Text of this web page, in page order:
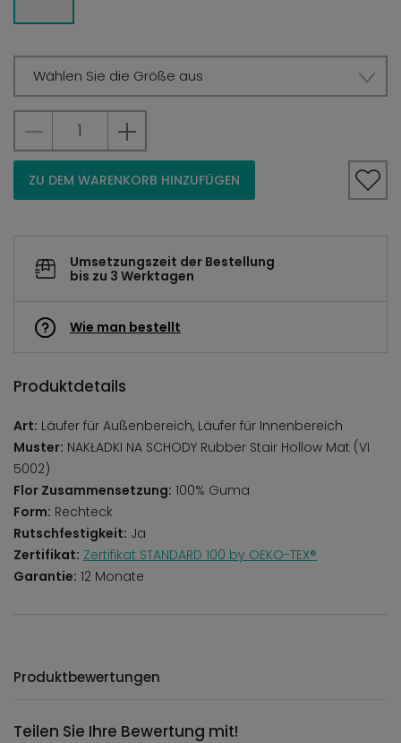
Wählen Sie die Größe aus
ZU DEM WARENKORB HINZUFÜGEN
Umsetzungszeit der Bestellung
bis zu 3 Werktagen
Wie man bestellt
Produktdetails
Art: Läufer für Außenbereich, Läufer für Innenbereich
Muster: NAKŁADKI NA SCHODY Rubber Stair Hollow Mat (VI
5002)
Flor Zusammensetzung: 100% Guma
Form: Rechteck
Rutschfestigkeit: Ja
Zertifikat: Zertifikat STANDARD 100 by OEKO-TEX®
Garantie: 12 Monate
Produktbewertungen
Teilen Sie Ihre Bewertung mit!